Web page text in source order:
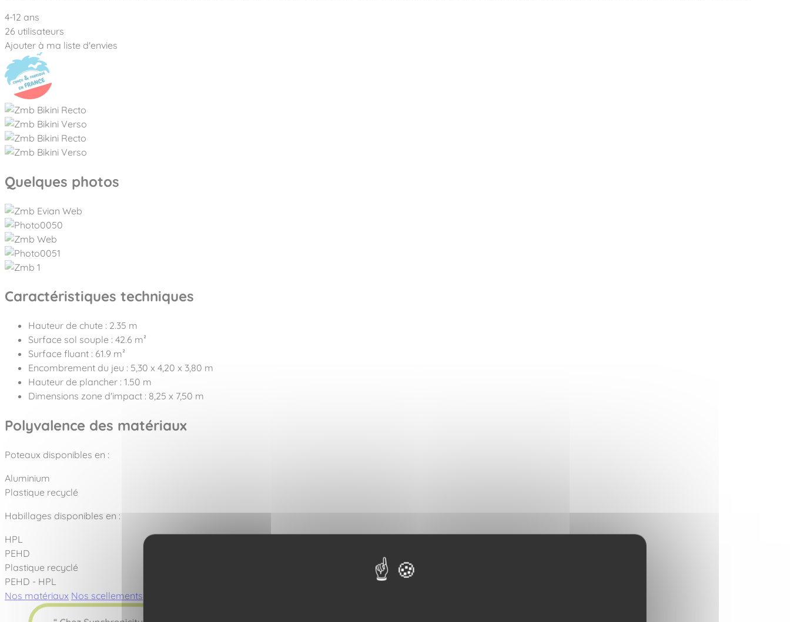
4-12 ans
26 utilisateurs
Ajouter à ma liste d'envies
Quelques photos
Caractéristiques techniques
Hauteur de chute : 2.35 m
Surface sol souple : 42.6 m²
Surface fluant : 61.9 m²
Encombrement du jeu : 5,30 x 4,20 x 3,80 m
Hauteur de plancher : 1.50 m
Dimensions zone d'impact : 8,25 x 7,50 m
Polyvalence des matériaux
Poteaux disponibles en :
Aluminium
Plastique recyclé
Habillages disponibles en :
HPL
PEHD
Plastique recyclé
PEHD - HPL
Nos matériaux Nos scellements